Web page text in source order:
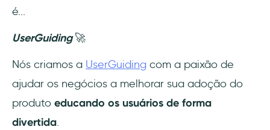
é...
UserGuiding🚀
Nós criamos a UserGuiding com a paixão de
ajudar os negócios a melhorar sua adoção do
produto educando os usuários de forma
divertida.